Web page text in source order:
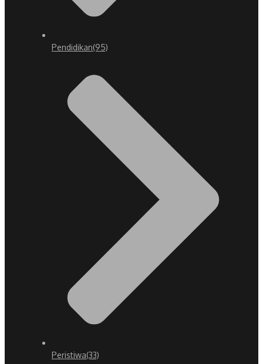
Pendidikan(95)
Peristiwa(33)